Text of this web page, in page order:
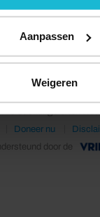
Aanpassen
Weigeren
Stichting Forten
Doneer nu
door de